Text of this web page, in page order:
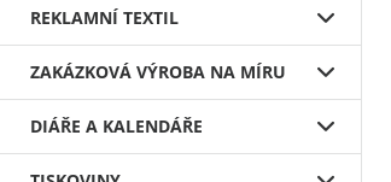
REKLAMNÍ TEXTIL
ZAKÁZKOVÁ VÝROBA NA MÍRU
DIÁŘE A KALENDÁŘE